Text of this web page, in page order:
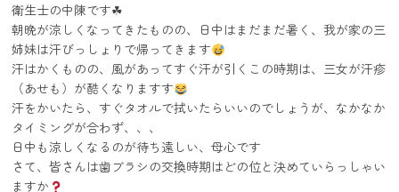
衛生士の中陳です☘
朝晩が涼しくなってきたものの、日中はまだまだ暑く、我が家の三
姉妹は汗びっしょりで帰ってきます
汗はかくものの、風があってすぐ汗が引くこの時期は、三女が汗疹
（あせも）が酷くなりますす
汗をかいたら、すぐタオルで拭いたらいいのでしょうが、なかなか
タイミングが合わず、、、
日中も涼しくなるのが待ち遠しい、母心です
さて、皆さんは歯ブラシの交換時期はどの位と決めていらっしゃい
ますか